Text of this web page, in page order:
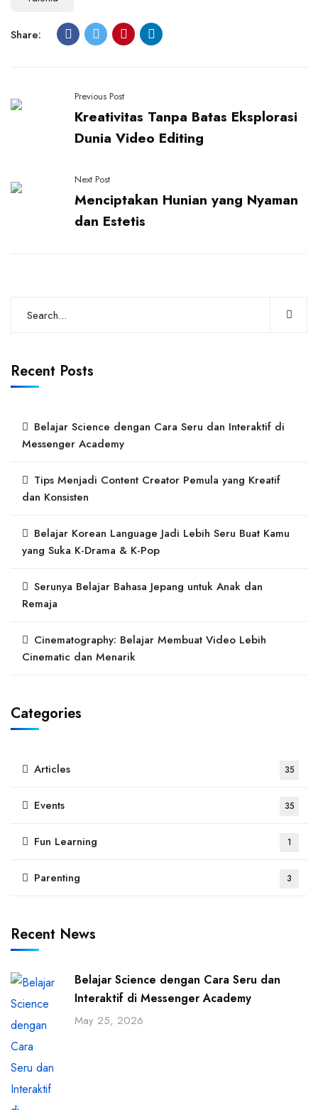
Share:
Previous Post
Kreativitas Tanpa Batas Eksplorasi
Dunia Video Editing
Next Post
Menciptakan Hunian yang Nyaman
dan Estetis
Recent Posts
Belajar Science dengan Cara Seru dan Interaktif di
Messenger Academy
Tips Menjadi Content Creator Pemula yang Kreatif
dan Konsisten
Belajar Korean Language Jadi Lebih Seru Buat Kamu
yang Suka K-Drama & K-Pop
Serunya Belajar Bahasa Jepang untuk Anak dan
Remaja
Cinematography: Belajar Membuat Video Lebih
Cinematic dan Menarik
Categories
Articles 35
Events 35
Fun Learning 1
Parenting 3
Recent News
Belajar Science dengan Cara Seru dan
Interaktif di Messenger Academy
May 25, 2026